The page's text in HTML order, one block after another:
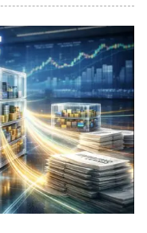
úspor a disciplína
procenta